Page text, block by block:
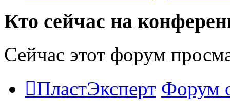
Кто сейчас на
Сейчас этот форум
ПластЭксперт Форум